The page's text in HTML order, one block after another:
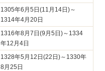
1305年6月5日(11月14日)～
1314年4月20日
1316年8月7日(9月5日)～1334
年12月4日
1328年5月12日(22日)～1330年
8月25日